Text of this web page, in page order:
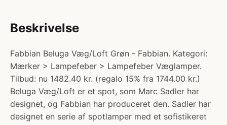
Beskrivelse
Fabbian Beluga Væg/Loft Grøn - Fabbian. Kategori:
Mærker > Lampefeber > Lampefeber Væglamper.
Tilbud: nu 1482.40 kr. (regalo 15% fra 1744.00 kr.)
Beluga Væg/Loft er et spot, som Marc Sadler har
designet, og Fabbian har produceret den. Sadler har
designet en serie af spotlamper med et sofistikeret